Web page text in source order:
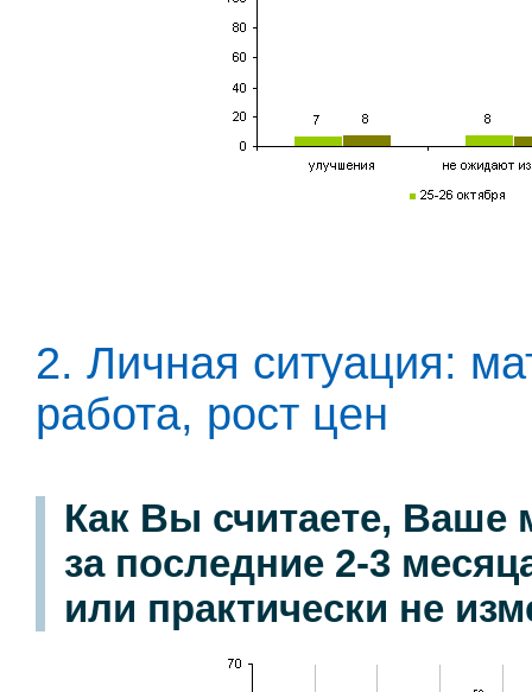
2. Личная ситуация:
работа, рост цен
Как Вы считаете, Ваше
за последние 2-3
или практически не